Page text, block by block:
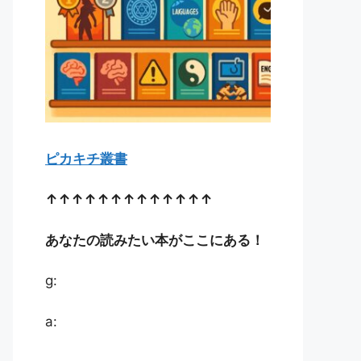
ピカキチ叢書
↑↑↑↑↑↑↑↑↑↑↑↑↑
あなたの読みたい本がここにある！
g:
a: